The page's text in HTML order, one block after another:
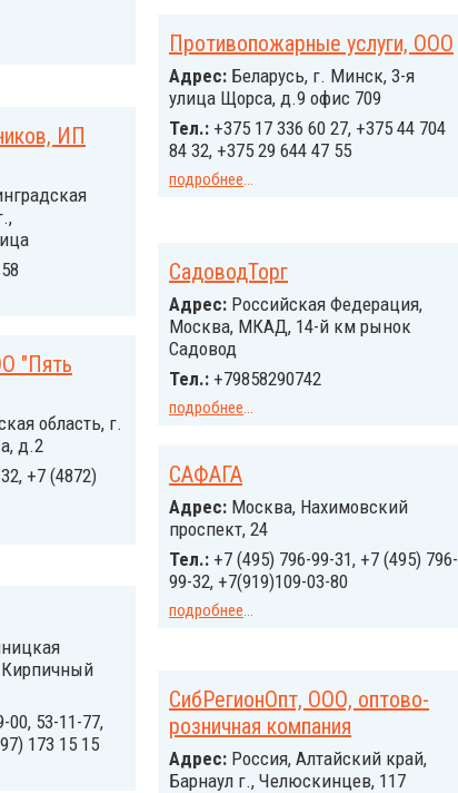
Противопожарные услуги, ООО
Адрес: Беларусь, г. Минск, 3-я
улица Щорса, д.9 офис 709
Тел.: +375 17 336 60 27, +375 44 704
84 32, +375 29 644 47 55
подробнее...
ИП
СадоводТорг
Адрес: Российcкая Федерация,
Москва, МКАД, 14-й км рынок
Садовод
Тел.: +79858290742
подробнее...
"Пять
область, г.
д.2
+7 (4872)
САФАГА
Адрес: Москва, Нахимовский
проспект, 24
Тел.: +7 (495) 796-99-31, +7 (495) 796-
99-32, +7(919)109-03-80
подробнее...
Кирпичный
00, 53-11-77,
173 15 15
СибРегионОпт, ООО, оптово-
розничная компания
Адрес: Россия, Алтайский край,
Барнаул г., Челюскинцев, 117